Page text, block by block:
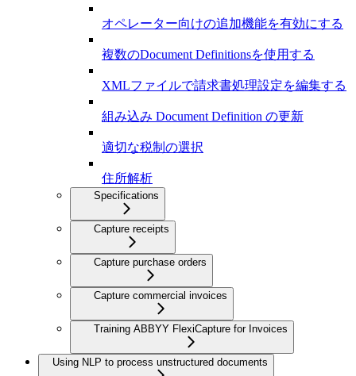
オペレーター向けの追加機能を有効にする
複数のDocument Definitionsを使用する
XMLファイルで請求書処理設定を編集する
組み込み Document Definition の更新
適切な税制の選択
住所解析
Specifications
Capture receipts
Capture purchase orders
Capture commercial invoices
Training ABBYY FlexiCapture for Invoices
Using NLP to process unstructured documents